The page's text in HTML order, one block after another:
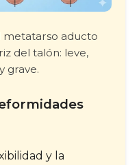
metatarso aducto
del talón: leve,
grave.
y la